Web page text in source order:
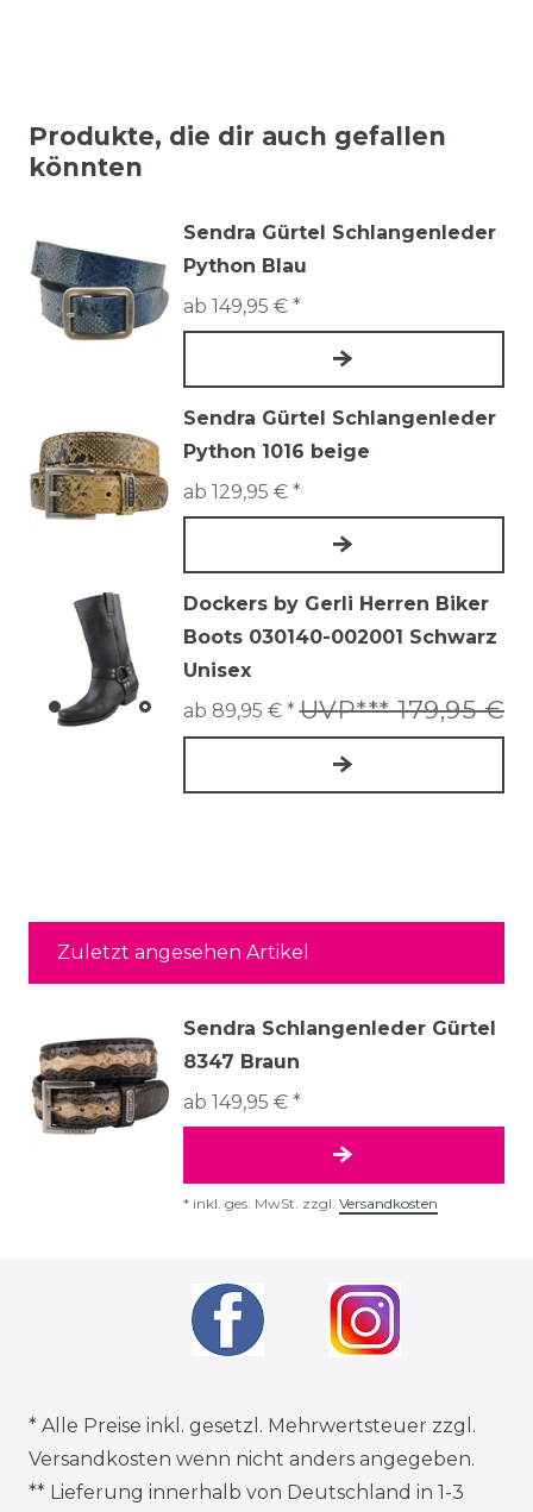
Produkte, die dir auch gefallen
könnten
Sendra Gürtel Schlangenleder
Python Blau
ab 149,95 € *
Sendra Gürtel Schlangenleder
Python 1016 beige
ab 129,95 € *
Dockers by Gerli Herren Biker
Boots 030140-002001 Schwarz
Unisex
UVP*** 179,95 €
ab 89,95 € *
Zuletzt angesehen Artikel
Sendra Schlangenleder Gürtel
8347 Braun
ab 149,95 € *
* inkl. ges. MwSt. zzgl. Versandkosten
* Alle Preise inkl. gesetzl. Mehrwertsteuer zzgl.
Versandkosten wenn nicht anders angegeben.
** Lieferung innerhalb von Deutschland in 1-3